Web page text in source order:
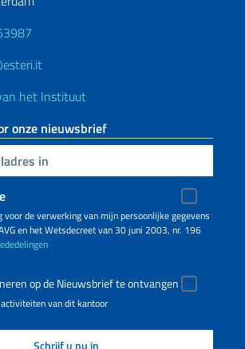
het Instituut
onze nieuwsbrief
de verwerking van mijn persoonlijke gegevens
en het Wetsdecreet van 30 juni 2003, nr. 196
op de Nieuwsbrief te ontvangen
van dit kantoor